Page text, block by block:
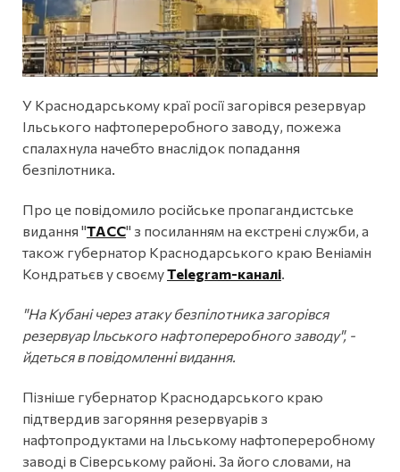
У Краснодарському краї росії загорівся резервуар
Ільського нафтопереробного заводу, пожежа
спалахнула начебто внаслідок попадання
безпілотника.
Про це повідомило російське пропагандистське
видання "ТАСС" з посиланням на екстрені служби, а
також губернатор Краснодарського краю Веніамін
Кондратьєв у своємуTelegram-каналі
"На Кубані через атаку безпілотника загорівся
резервуар Ільського нафтопереробного заводу", -
йдеться в повідомленні видання.
Пізніше губернатор Краснодарського краю
підтвердив загоряння резервуарів з
нафтопродуктами на Ільському нафтопереробному
заводі в Сіверському районі. За його словами, на